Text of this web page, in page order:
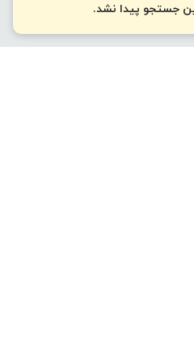
جستجو پیدا نشد.